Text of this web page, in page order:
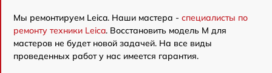
Мы ремонтируем Leica. Наши мастера - специалисты по
ремонту техники Leica. Восстановить модель M для
мастеров не будет новой задачей. На все виды
проведенных работ у нас имеется гарантия.